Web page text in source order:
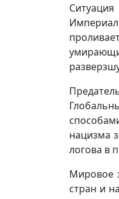
нацизма
логова в
Мировое
стран и